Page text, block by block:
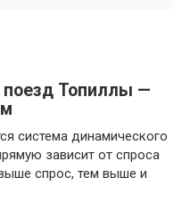
поезд Топиллы —
система динамического
зависит от спроса
спрос, тем выше и